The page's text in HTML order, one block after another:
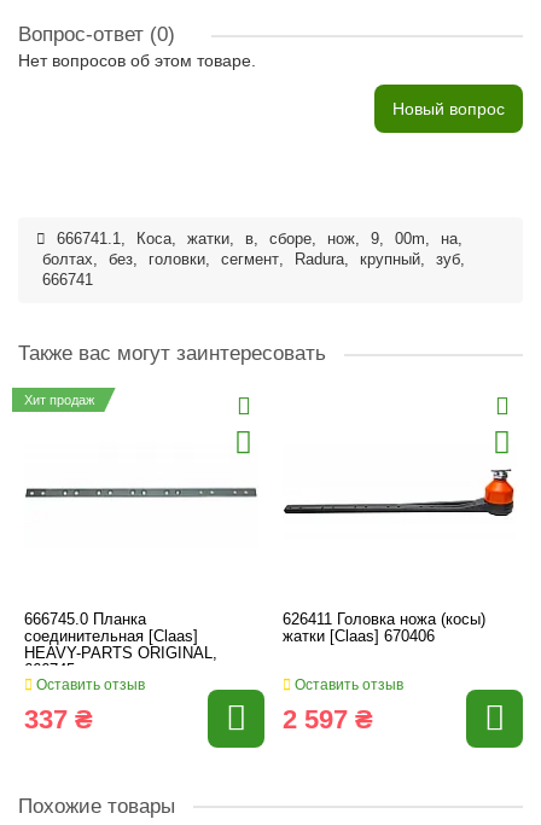
Вопрос-ответ (0)
Нет вопросов об этом товаре.
Новый вопрос
666741.1, Коса, жатки, в, сборе, нож, 9, 00m, на,
болтах, без, головки, сегмент, Radura, крупный, зуб,
666741
Также вас могут заинтересовать
Хит продаж
666745.0 Планка
соединительная [Claas]
HEAVY-PARTS ORIGINAL,
666745
Оставить отзыв
337 ₴
626411 Головка ножа (косы)
жатки [Claas] 670406
Оставить отзыв
2 597 ₴
Похожие товары